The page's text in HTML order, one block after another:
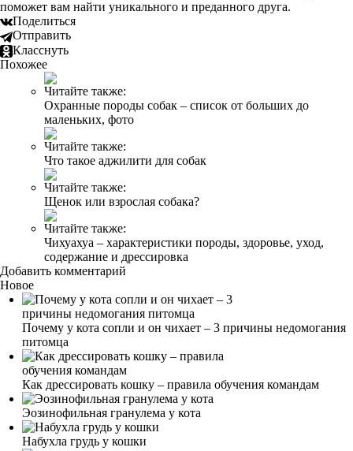
поможет вам найти уникального и преданного друга.
Поделиться
Отправить
Класснуть
Похожее
Читайте также:
Охранные породы собак – список от больших до
маленьких, фото
Читайте также:
Что такое аджилити для собак
Читайте также:
Щенок или взрослая собака?
Читайте также:
Чихуахуа – характеристики породы, здоровье, уход,
содержание и дрессировка
Добавить комментарий
Новое
Почему у кота сопли и он чихает – 3 причины недомогания
питомца
Как дрессировать кошку – правила обучения командам
Эозинофильная гранулема у кота
Набухла грудь у кошки